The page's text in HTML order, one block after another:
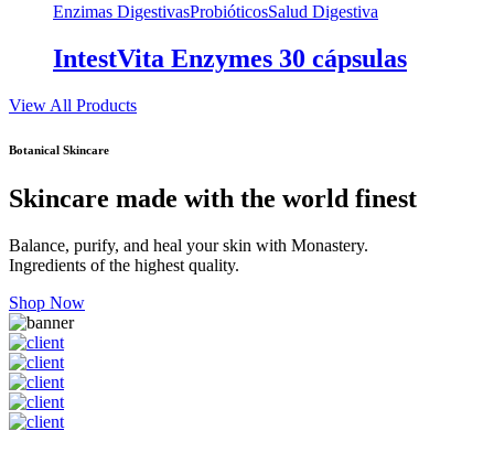
Enzimas DigestivasProbióticosSalud Digestiva
IntestVita Enzymes 30 cápsulas
View All Products
Botanical Skincare
Skincare made with the world finest
Balance, purify, and heal your skin with Monastery.
Ingredients of the highest quality.
Shop Now